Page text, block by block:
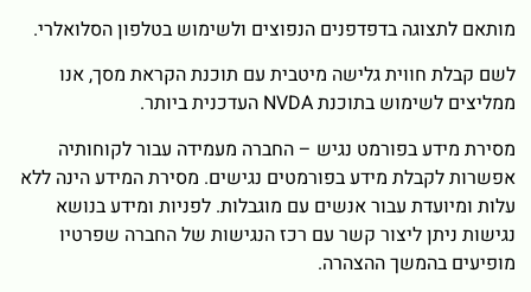
מותאם לתצוגה בדפדפנים הנפוצים ולשימוש בטלפון הסלואלרי.
לשם קבלת חווית גלישה מיטבית עם תוכנת הקראת מסך, אנו
ממליצים לשימוש בתוכנת NVDA העדכנית ביותר.
מסירת מידע בפורמט נגיש – החברה מעמידה עבור לקוחותיה
אפשרות לקבלת מידע בפורמטים נגישים. מסירת המידע הינה ללא
עלות ומיועדת עבור אנשים עם מוגבלות. לפניות ומידע בנושא
נגישות ניתן ליצור קשר עם רכז הנגישות של החברה שפרטיו
מופיעים בהמשך ההצהרה.